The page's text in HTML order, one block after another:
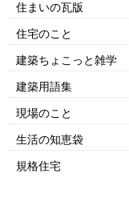
住まいの瓦版
住宅のこと
建築ちょこっと雑学
建築用語集
現場のこと
生活の知恵袋
規格住宅